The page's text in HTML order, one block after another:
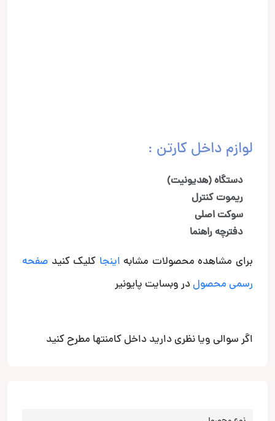
لوازم داخل کارتن :
دستگاه (هدیونیت)
ریموت کنترل
سوکت اصلی
دفترچه راهنما
برای مشاهده محصولات مشابه اینجا کلیک کنید صفحه
رسمی محصولدر وبسایت پایونیر
اگر سوالی ویا نظری دارید داخل کامنتها مطرح کنید